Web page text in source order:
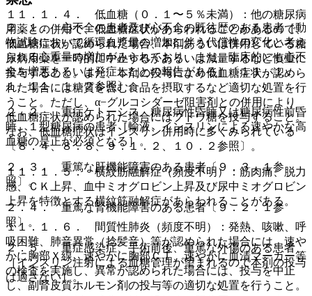
２．１． 心不全の患者及び心不全の既往歴のある患者［動
物試験において循環血漿量の増加に伴う代償性の変化と考え
られる心重量の増加がみられており、また、臨床的にも心不
全を増悪あるいは発症したとの報告がある］〔１１．１．
１、１１．１．２参照〕。
２．２． 重症ケトーシス、糖尿病性昏睡又は糖尿病性前昏
睡、１型糖尿病の患者［輸液、インスリンによる速やかな高
血糖の是正が必須となる］。
２．３． 重篤な肝機能障害のある患者〔９．３．１参
照〕。
２．４． 重篤な腎機能障害のある患者〔９．２．１参
照〕。
２．５． 重症感染症、手術前後、重篤な外傷のある患者
［インスリン注射による血糖管理が望まれるので本剤の投与
は適さない］。
１１．１．４． 低血糖（０．１〜５％未満）：他の糖尿病
用薬との併用で、低血糖症状があらわれることがあるので、
低血糖症状が認められた場合、本剤あるいは併用している糖
尿病用薬を一時的に中止するかあるいは減量するなど慎重に
投与すること。また、本剤の投与により低血糖症状が認めら
れた場合には糖質を含む食品を摂取するなど適切な処置を行
うこと。ただし、α−グルコシダーゼ阻害剤との併用により
低血糖症状が認められた場合にはブドウ糖を投与すること。
なお、低血糖症状はインスリン併用時に多くみられている
〔８．４、８．８、９．１．２、１０．２参照〕。
１１．１．５． 横紋筋融解症（頻度不明）：筋肉痛、脱力
感、ＣＫ上昇、血中ミオグロビン上昇及び尿中ミオグロビン
上昇を特徴とする横紋筋融解症があらわれることがある。
１１．１．６． 間質性肺炎（頻度不明）：発熱、咳嗽、呼
吸困難、肺音異常（捻髪音）等が認められた場合には、速や
かに胸部Ｘ線、速やかに胸部ＣＴ、速やかに血清マーカー等
の検査を実施し、異常が認められた場合には、投与を中止
し、副腎皮質ホルモン剤の投与等の適切な処置を行うこと。